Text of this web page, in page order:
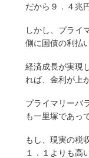
だから９．４兆
しかし、プライ
側に国債の利払
経済成長が実現
れば、金利が上
プライマリーバ
も一里塚であっ
もし、現実の税
１．１よりも高